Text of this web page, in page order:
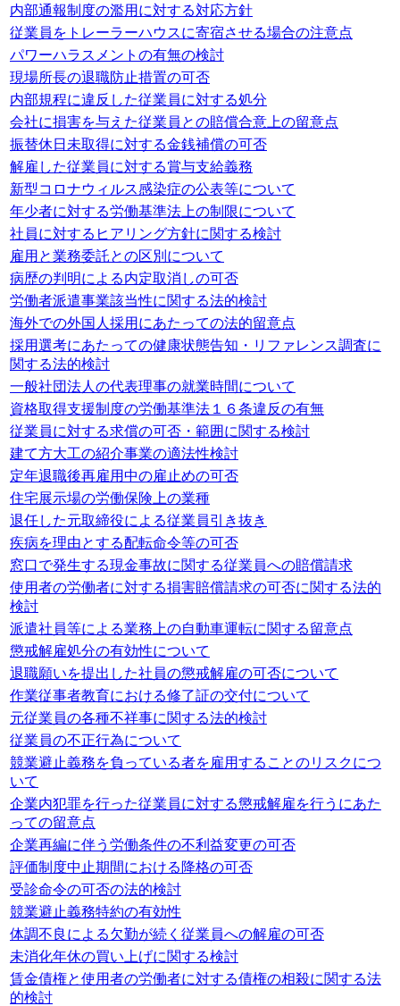
内部通報制度の濫用に対する対応方針
従業員をトレーラーハウスに寄宿させる場合の注意点
パワーハラスメントの有無の検討
現場所長の退職防止措置の可否
内部規程に違反した従業員に対する処分
会社に損害を与えた従業員との賠償合意上の留意点
振替休日未取得に対する金銭補償の可否
解雇した従業員に対する賞与支給義務
新型コロナウィルス感染症の公表等について
年少者に対する労働基準法上の制限について
社員に対するヒアリング方針に関する検討
雇用と業務委託との区別について
病歴の判明による内定取消しの可否
労働者派遣事業該当性に関する法的検討
海外での外国人採用にあたっての法的留意点
採用選考にあたっての健康状態告知・リファレンス調査に
関する法的検討
一般社団法人の代表理事の就業時間について
資格取得支援制度の労働基準法１６条違反の有無
従業員に対する求償の可否・範囲に関する検討
建て方大工の紹介事業の適法性検討
定年退職後再雇用中の雇止めの可否
住宅展示場の労働保険上の業種
退任した元取締役による従業員引き抜き
疾病を理由とする配転命令等の可否
窓口で発生する現金事故に関する従業員への賠償請求
使用者の労働者に対する損害賠償請求の可否に関する法的
検討
派遣社員等による業務上の自動車運転に関する留意点
懲戒解雇処分の有効性について
退職願いを提出した社員の懲戒解雇の可否について
作業従事者教育における修了証の交付について
元従業員の各種不祥事に関する法的検討
従業員の不正行為について
競業避止義務を負っている者を雇用することのリスクにつ
いて
企業内犯罪を行った従業員に対する懲戒解雇を行うにあた
っての留意点
企業再編に伴う労働条件の不利益変更の可否
評価制度中止期間における降格の可否
受診命令の可否の法的検討
競業避止義務特約の有効性
体調不良による欠勤が続く従業員への解雇の可否
未消化年休の買い上げに関する検討
賃金債権と使用者の労働者に対する債権の相殺に関する法
的検討